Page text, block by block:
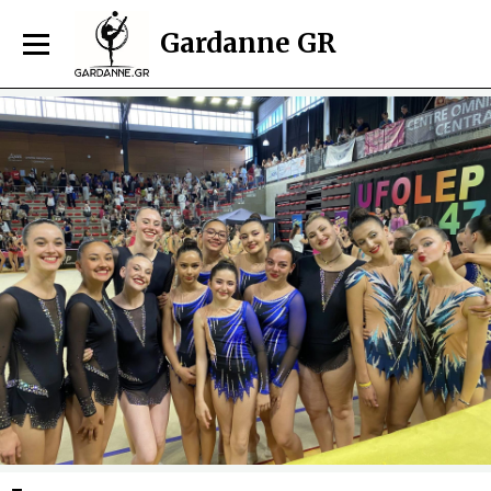
Gardanne GR